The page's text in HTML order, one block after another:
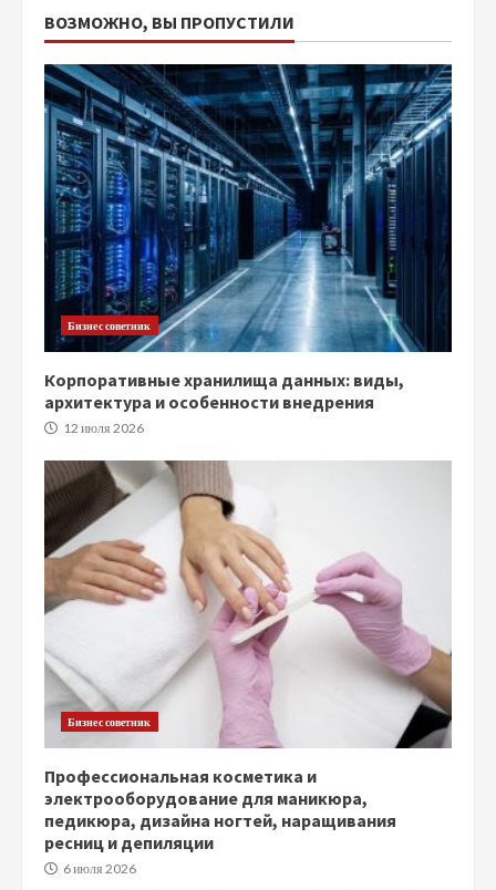
ВОЗМОЖНО, ВЫ ПРОПУСТИЛИ
Бизнес советник
Корпоративные хранилища данных: виды,
архитектура и особенности внедрения
12 июля 2026
Бизнес советник
Профессиональная косметика и
электрооборудование для маникюра,
педикюра, дизайна ногтей, наращивания
ресниц и депиляции
6 июля 2026